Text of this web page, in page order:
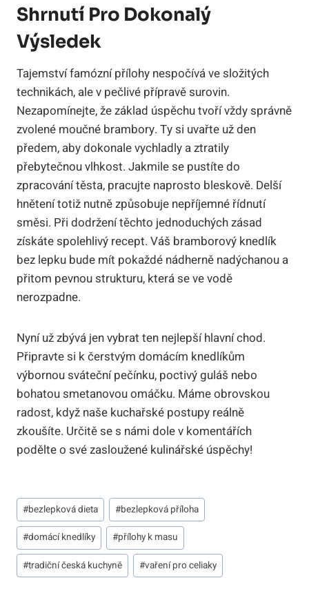
Shrnutí Pro Dokonalý
Výsledek
Tajemství famózní přílohy nespočívá ve složitých
technikách, ale v pečlivé přípravě surovin.
Nezapomínejte, že základ úspěchu tvoří vždy správně
zvolené moučné brambory. Ty si uvařte už den
předem, aby dokonale vychladly a ztratily
přebytečnou vlhkost. Jakmile se pustíte do
zpracování těsta, pracujte naprosto bleskově. Delší
hnětení totiž nutně způsobuje nepříjemné řídnutí
směsi. Při dodržení těchto jednoduchých zásad
získáte spolehlivý recept. Váš bramborový knedlík
bez lepku bude mít pokaždé nádherně nadýchanou a
přitom pevnou strukturu, která se ve vodě
nerozpadne.
Nyní už zbývá jen vybrat ten nejlepší hlavní chod.
Připravte si k čerstvým domácím knedlíkům
výbornou sváteční pečínku, poctivý guláš nebo
bohatou smetanovou omáčku. Máme obrovskou
radost, když naše kuchařské postupy reálně
zkoušíte. Určitě se s námi dole v komentářích
podělte o své zasloužené kulinářské úspěchy!
Štítky
příspěvků:
#bezlepková dieta #bezlepková příloha
#domácí knedlíky #přílohy k masu
#tradiční česká kuchyně #vaření pro celiaky